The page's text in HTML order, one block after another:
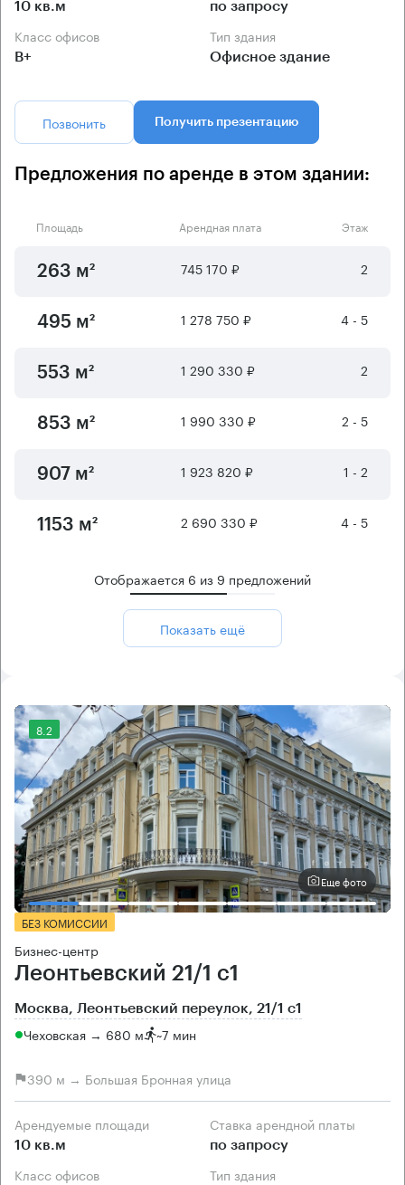
10 кв.м по запросу
Класс офисов
B+
Тип здания
Офисное здание
Позвонить Получить презентацию
Предложения по аренде в этом здании:
Площадь Арендная плата Этаж
263 м² 745 170 ₽ 2
495 м² 1 278 750 ₽ 4 - 5
553 м² 1 290 330 ₽ 2
853 м² 1 990 330 ₽ 2 - 5
907 м² 1 923 820 ₽ 1 - 2
1153 м² 2 690 330 ₽ 4 - 5
Отображается 6 из 9 предложений
Показать ещё
8.2
Еще фото
БЕЗ КОМИССИИ
Бизнес-центр
Леонтьевский 21/1 с1
Москва, Леонтьевский переулок, 21/1 с1
Чеховская → 680 м ~7 мин
390 м → Большая Бронная улица
Арендуемые площади
10 кв.м
Ставка арендной платы
по запросу
Класс офисов Тип здания